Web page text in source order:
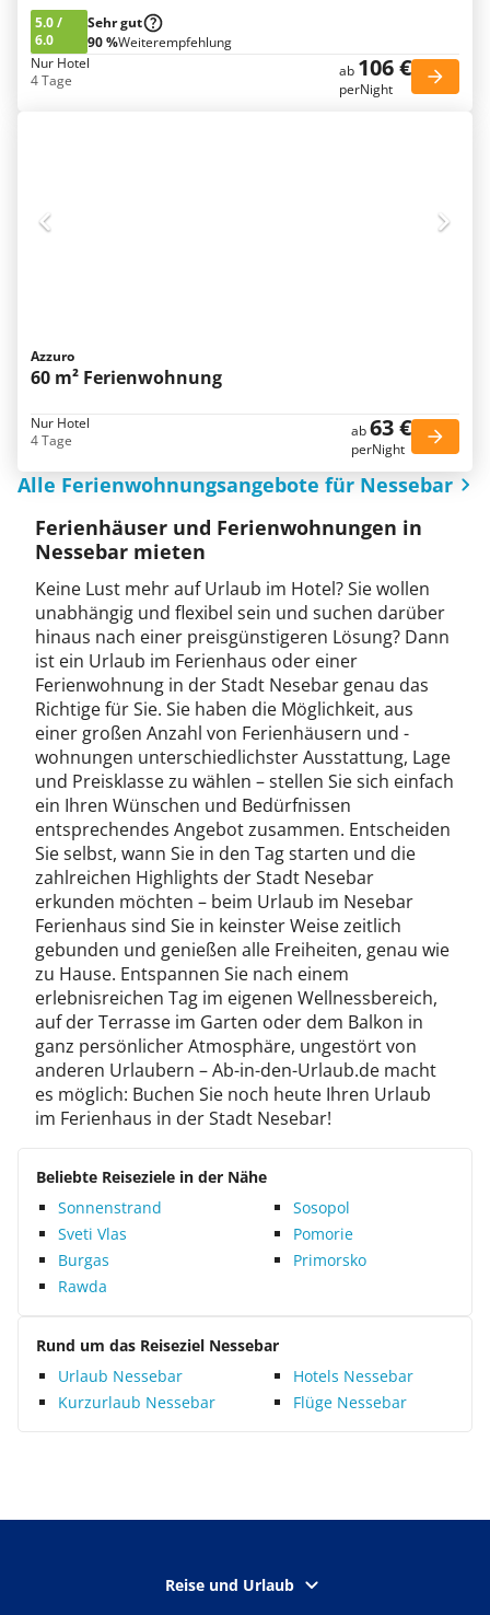
5.0/
6.0
Sehr gut
90 %Weiterempfehlung
Nur Hotel
4 Tage
ab 106 €
perNight
Azzuro
60 m² Ferienwohnung
Nur Hotel
4 Tage
ab63 €
perNight
Alle Ferienwohnungsangebote für Nessebar
Ferienhäuser und Ferienwohnungen in
Nessebar mieten
Keine Lust mehr auf Urlaub im Hotel? Sie wollen
unabhängig und flexibel sein und suchen darüber
hinaus nach einer preisgünstigeren Lösung? Dann
ist ein Urlaub im Ferienhaus oder einer
Ferienwohnung in der Stadt Nesebar genau das
Richtige für Sie. Sie haben die Möglichkeit, aus
einer großen Anzahl von Ferienhäusern und -
wohnungen unterschiedlichster Ausstattung, Lage
und Preisklasse zu wählen – stellen Sie sich einfach
ein Ihren Wünschen und Bedürfnissen
entsprechendes Angebot zusammen. Entscheiden
Sie selbst, wann Sie in den Tag starten und die
zahlreichen Highlights der Stadt Nesebar
erkunden möchten – beim Urlaub im Nesebar
Ferienhaus sind Sie in keinster Weise zeitlich
gebunden und genießen alle Freiheiten, genau wie
zu Hause. Entspannen Sie nach einem
erlebnisreichen Tag im eigenen Wellnessbereich,
auf der Terrasse im Garten oder dem Balkon in
ganz persönlicher Atmosphäre, ungestört von
anderen Urlaubern – Ab-in-den-Urlaub.de macht
es möglich: Buchen Sie noch heute Ihren Urlaub
im Ferienhaus in der Stadt Nesebar!
Beliebte Reiseziele in der Nähe
Sonnenstrand
Sosopol
Sveti Vlas
Pomorie
Burgas
Primorsko
Rawda
Rund um das Reiseziel Nessebar
Urlaub Nessebar
Hotels Nessebar
Kurzurlaub Nessebar
Flüge Nessebar
Reise und Urlaub